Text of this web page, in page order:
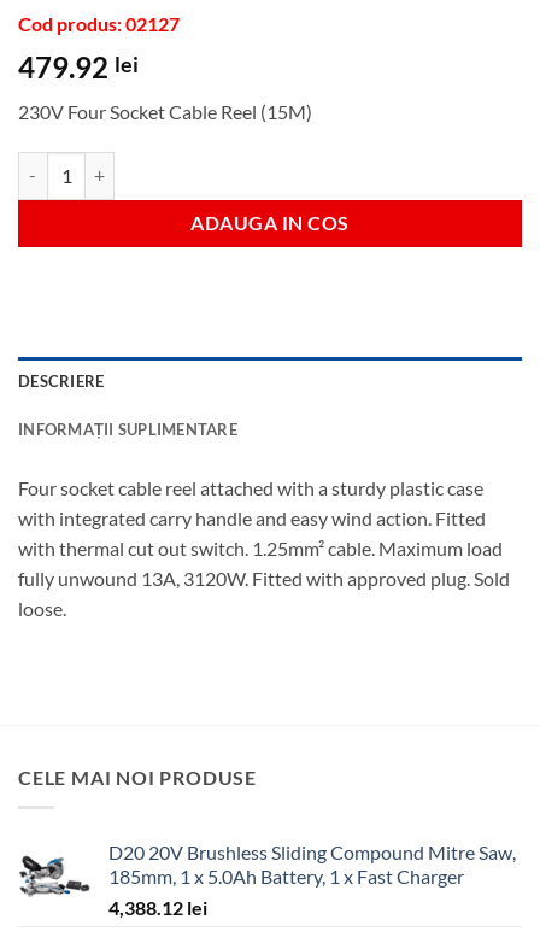
Cod produs: 02127
479.92 lei
230V Four Socket Cable Reel (15M)
ADAUGA IN COS
DESCRIERE
INFORMAȚII SUPLIMENTARE
Four socket cable reel attached with a sturdy plastic case
with integrated carry handle and easy wind action. Fitted
with thermal cut out switch. 1.25mm² cable. Maximum load
fully unwound 13A, 3120W. Fitted with approved plug. Sold
loose.
CELE MAI NOI PRODUSE
D20 20V Brushless Sliding Compound Mitre Saw,
185mm, 1 x 5.0Ah Battery, 1 x Fast Charger
4,388.12 lei